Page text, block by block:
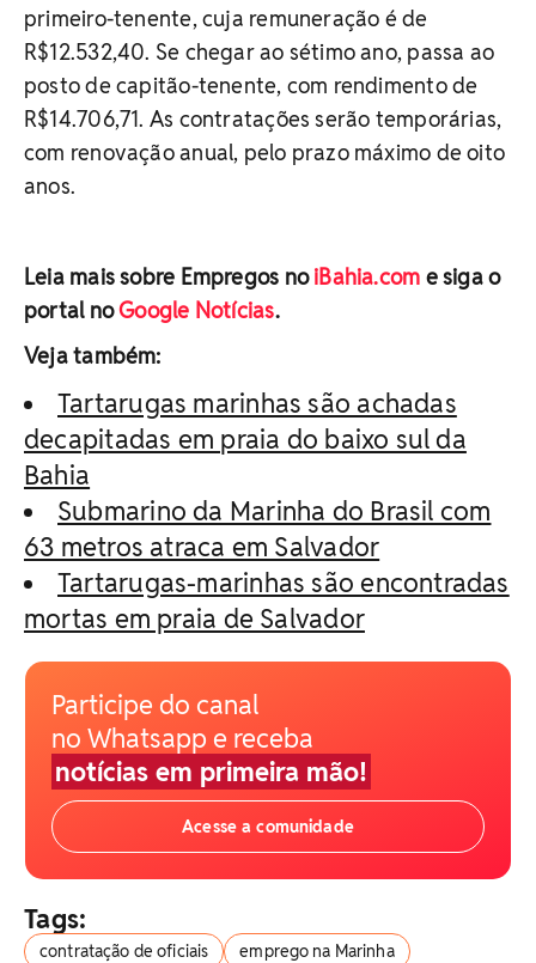
primeiro-tenente, cuja remuneração é de
R$12.532,40. Se chegar ao sétimo ano, passa ao
posto de capitão-tenente, com rendimento de
R$14.706,71. As contratações serão temporárias,
com renovação anual, pelo prazo máximo de oito
anos.
Leia mais sobre Empregos noiBahia.com e siga o
portal noGoogle Notícias.
Veja também:
Tartarugas marinhas são achadas
decapitadas em praia do baixo sul da
Bahia
Submarino da Marinha do Brasil com
63 metros atraca em Salvador
Tartarugas-marinhas são encontradas
mortas em praia de Salvador
Participe do canal
no Whatsapp e receba
notícias em primeira mão!
Acesse a comunidade
Tags:
contratação de oficiais
emprego na Marinha